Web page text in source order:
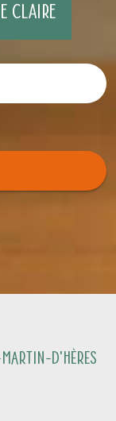
CLAIRE
d'Hères